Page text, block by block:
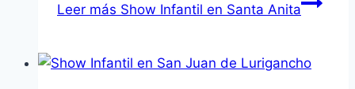
Leer más Show Infantil en Santa Anita